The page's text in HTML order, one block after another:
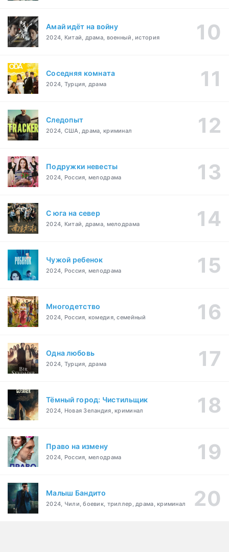
Амай идёт на войну
2024, Китай, драма, военный, история
Соседняя комната
2024, Турция, драма
Следопыт
2024, США, драма, криминал
Подружки невесты
2024, Россия, мелодрама
С юга на север
2024, Китай, драма, мелодрама
Чужой ребенок
2024, Россия, мелодрама
Многодетство
2024, Россия, комедия, семейный
Одна любовь
2024, Турция, драма
Тёмный город: Чистильщик
2024, Новая Зеландия, криминал
Право на измену
2024, Россия, мелодрама
Малыш Бандито
2024, Чили, боевик, триллер, драма, криминал